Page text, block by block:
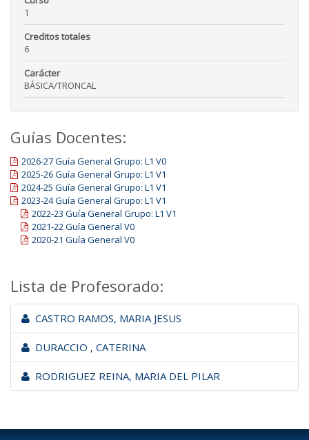
1
Creditos totales
6
Carácter
BÁSICA/TRONCAL
Guías Docentes:
2026-27 Guía General Grupo: L1 V0
2025-26 Guía General Grupo: L1 V1
2024-25 Guía General Grupo: L1 V1
2023-24 Guía General Grupo: L1 V1
2022-23 Guía General Grupo: L1 V1
2021-22 Guía General V0
2020-21 Guía General V0
Lista de Profesorado:
CASTRO RAMOS, MARIA JESUS
DURACCIO , CATERINA
RODRIGUEZ REINA, MARIA DEL PILAR